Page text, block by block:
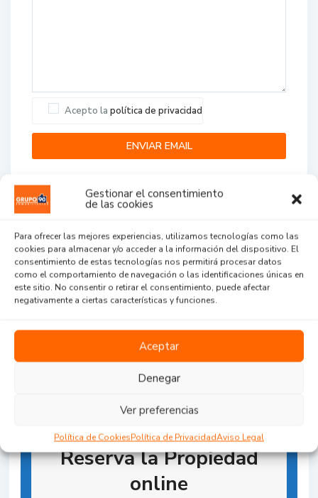
Gestionar el consentimiento
de las cookies
Para ofrecer las mejores experiencias, utilizamos tecnologías como las
cookies para almacenar y/o acceder a la información del dispositivo. El
consentimiento de estas tecnologías nos permitirá procesar datos
como el comportamiento de navegación o las identificaciones únicas en
este sitio. No consentir o retirar el consentimiento, puede afectar
negativamente a ciertas características y funciones.
Aceptar
Denegar
Ver preferencias
Política de CookiesPolítica de PrivacidadAviso Legal
Acepto la política de privacidad
Agent Reviews
...
Reserva la Propiedad
online